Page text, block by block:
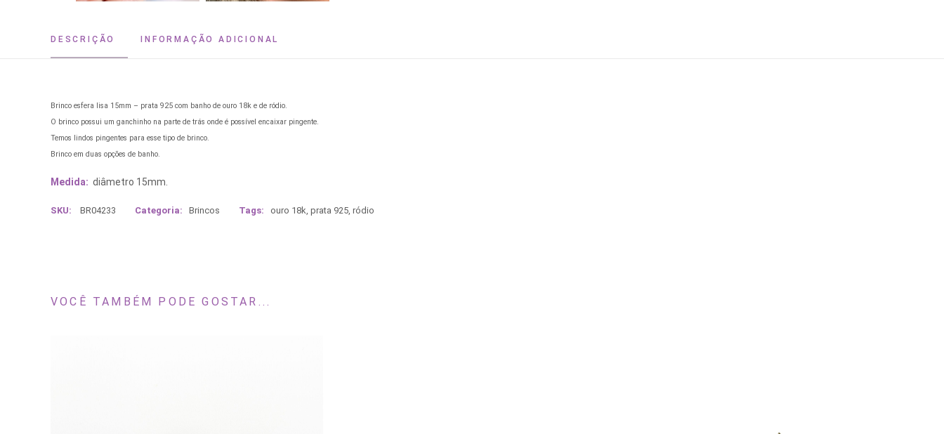
DESCRIÇÃO INFORMAÇÃO ADICIONAL
Brinco esfera lisa 15mm – prata 925 com banho de ouro 18k e de ródio.
O brinco possui um ganchinho na parte de trás onde é possível encaixar pingente.
Temos lindos pingentes para esse tipo de brinco.
Brinco em duas opções de banho.
Medida: diâmetro 15mm.
SKU: BR04233 Categoria: Brincos Tags: ouro 18k, prata 925, ródio
VOCÊ TAMBÉM PODE GOSTAR...